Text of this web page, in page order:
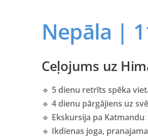
Nepāla |
Ceļojums uz
🔹 5 dienu retrīts spēka
🔹 4 dienu pārgājiens uz
🔹 Ekskursija pa Katmandu
🔹 Ikdienas joga,